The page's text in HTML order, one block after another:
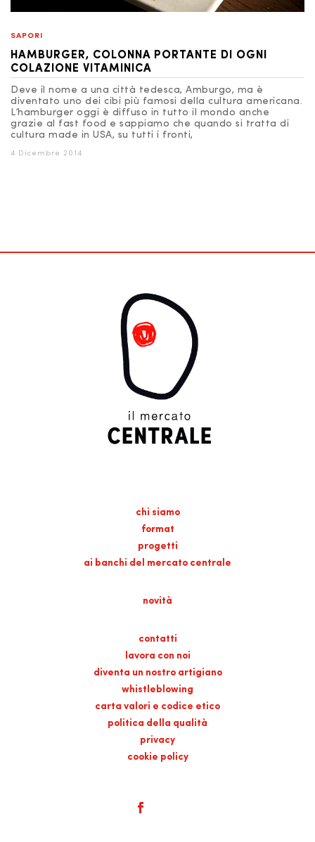
SAPORI
HAMBURGER, COLONNA PORTANTE DI OGNI
COLAZIONE VITAMINICA
Deve il nome a una città tedesca, Amburgo, ma è
diventato uno dei cibi più famosi della cultura americana.
L’hamburger oggi è diffuso in tutto il mondo anche
grazie al fast food e sappiamo che quando si tratta di
cultura made in USA, su tutti i fronti,
4 Dicembre 2014
chi siamo
format
progetti
ai banchi del mercato centrale
novità
contatti
lavora con noi
diventa un nostro artigiano
whistleblowing
carta valori e codice etico
politica della qualità
privacy
cookie policy